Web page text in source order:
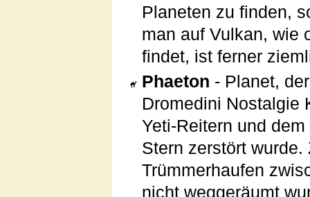
Planeten zu finden,
man auf Vulkan, wie
findet, ist ferner
Phaeton - Planet,
Dromedini Nostalgie
Yeti-Reitern und
Stern zerstört
Trümmerhaufen
nicht weggeräumt